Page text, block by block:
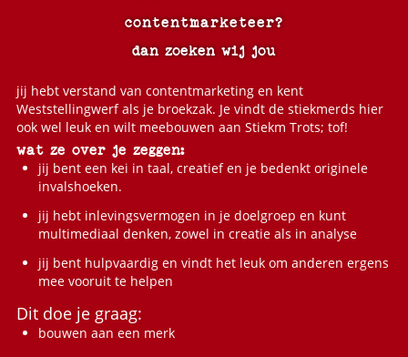
contentmarketeer?
dan zoeken wij jou
jij hebt verstand van contentmarketing en kent
Weststellingwerf als je broekzak. Je vindt de stiekmerds hier
ook wel leuk en wilt meebouwen aan Stiekm Trots; tof!
wat ze over je zeggen:
jij bent een kei in taal, creatief en je bedenkt originele
invalshoeken.
jij hebt inlevingsvermogen in je doelgroep en kunt
multimediaal denken, zowel in creatie als in analyse
jij bent hulpvaardig en vindt het leuk om anderen ergens
mee vooruit te helpen
Dit doe je graag:
bouwen aan een merk